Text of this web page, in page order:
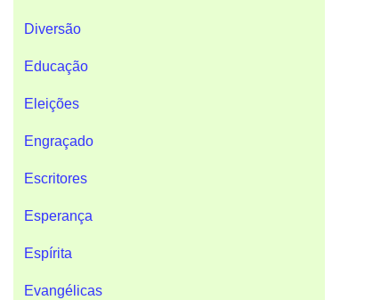
Diversão
Educação
Eleições
Engraçado
Escritores
Esperança
Espírita
Evangélicas